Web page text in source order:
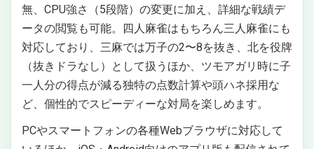
無、CPU強さ（5段階）の変更に加え、詳細な戦績デ
ータの閲覧も可能。四人麻雀はもちろん三人麻雀にも
対応しており、三麻では万子の2〜8を抜き、北を役牌
（抜きドラなし）として扱うほか、ツモアガリ時に子
一人分の得点が減る独特の点数計算や頭ハネ採用な
ど、個性的でスピーディーな対局を楽しめます。
PCやスマートフォンの各種Webブラウザに対応して